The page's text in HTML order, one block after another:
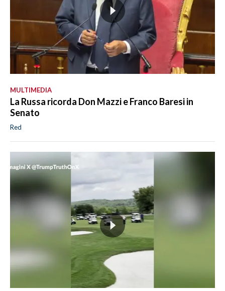
MULTIMEDIA
La Russa ricorda Don Mazzi e Franco Baresi in
Senato
Red